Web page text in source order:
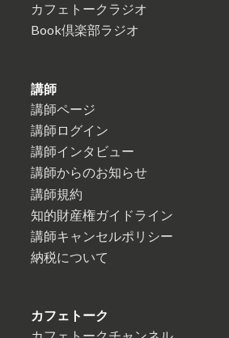
カフェトークラジオ
Book倶楽部ラジオ
講師
講師ページ
講師ログイン
講師インタビュー
講師からのお知らせ
講師規約
知的財産権ガイドライン
講師キャンセルポリシー
納税について
カフェトーク